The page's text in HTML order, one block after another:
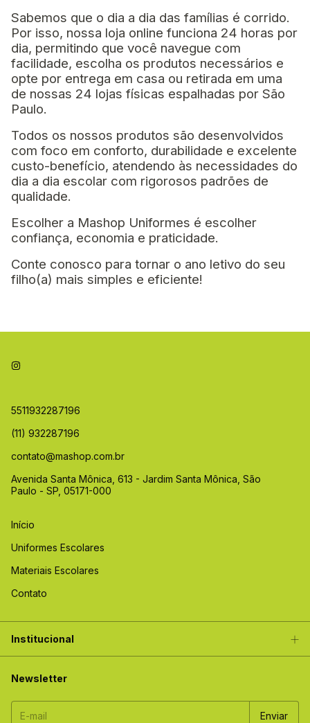
Sabemos que o dia a dia das famílias é corrido.
Por isso, nossa loja online funciona 24 horas por
dia, permitindo que você navegue com
facilidade, escolha os produtos necessários e
opte por entrega em casa ou retirada em uma
de nossas 24 lojas físicas espalhadas por São
Paulo.
Todos os nossos produtos são desenvolvidos
com foco em conforto, durabilidade e excelente
custo-benefício, atendendo às necessidades do
dia a dia escolar com rigorosos padrões de
qualidade.
Escolher a Mashop Uniformes é escolher
confiança, economia e praticidade.
Conte conosco para tornar o ano letivo do seu
filho(a) mais simples e eficiente!
5511932287196
(11) 932287196
contato@mashop.com.br
Avenida Santa Mônica, 613 - Jardim Santa Mônica, São
Paulo - SP, 05171-000
Início
Uniformes Escolares
Materiais Escolares
Contato
Institucional
Newsletter